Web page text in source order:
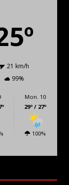
21 km/h
99%
Mon. 10
29º / 27º
100%